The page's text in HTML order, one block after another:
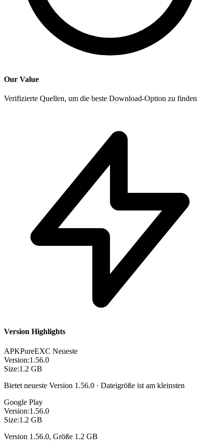
Our Value
Verifizierte Quellen, um die beste Download-Option zu finden
Version Highlights
APKPureEXC Neueste
Version:1.56.0
Size:1.2 GB
Bietet neueste Version 1.56.0 · Dateigröße ist am kleinsten
Google Play
Version:1.56.0
Size:1.2 GB
Version 1.56.0, Größe 1.2 GB